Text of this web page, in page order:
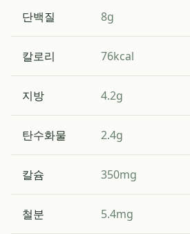
단백질 8g
칼로리 76kcal
지방 4.2g
탄수화물 2.4g
칼슘 350mg
철분 5.4mg